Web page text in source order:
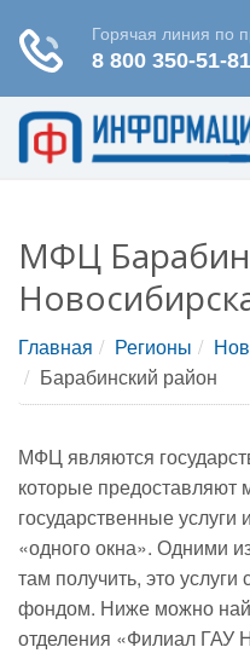
МФЦ
Главная Регионы
Барабинский район
МФЦ являются
которые предоставляют
государственные
«одного окна». Одними
там получить, это
фондом. Ниже можно
отделения «Филиал